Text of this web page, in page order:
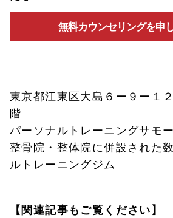
無料カウンセリングを申
東京都江東区大島６ー９ー１
階
パーソナルトレーニングサモ
整骨院・整体院に併設された
ルトレーニングジム
【関連記事もご覧ください】